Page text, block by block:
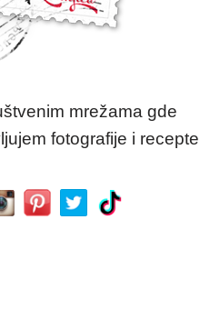
mrežama gde
fotografije i recepte